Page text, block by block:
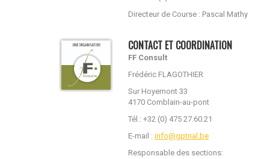
Directeur de Course : Pascal Mathy
CONTACT ET COORDINATION
FF Consult
Frédéric FLAGOTHIER
Sur Hoyemont 33
4170 Comblain-au-pont
Tél.: +32 (0) 475 27.60.21
E-mail : info@gptrial.be
Responsable des sections: